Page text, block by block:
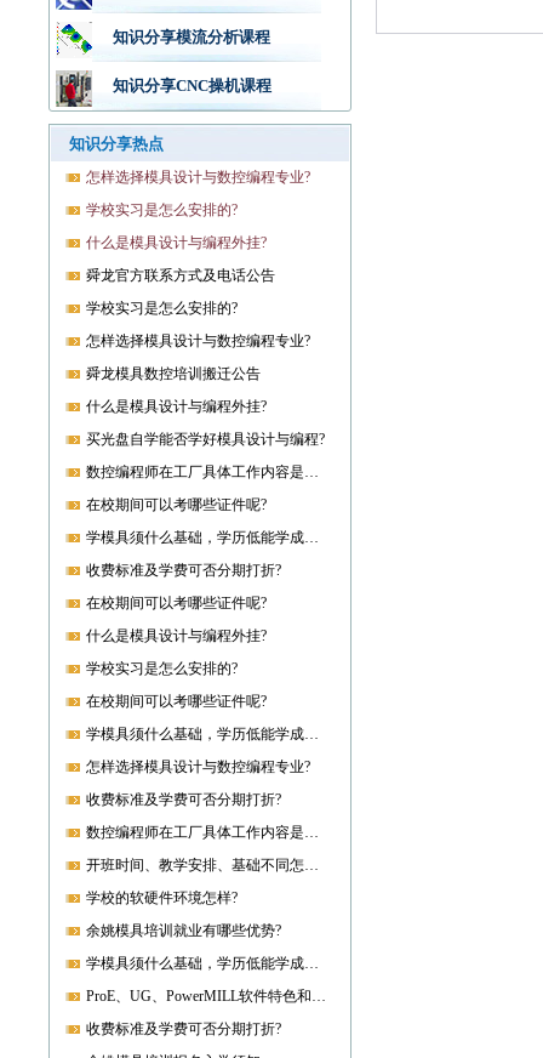
知识分享模流分析课程
知识分享CNC操机课程
知识分享热点
怎样选择模具设计与数控编程专业?
学校实习是怎么安排的?
什么是模具设计与编程外挂?
舜龙官方联系方式及电话公告
学校实习是怎么安排的?
怎样选择模具设计与数控编程专业?
舜龙模具数控培训搬迁公告
什么是模具设计与编程外挂?
买光盘自学能否学好模具设计与编程?
数控编程师在工厂具体工作内容是什么?
在校期间可以考哪些证件呢?
学模具须什么基础，学历低能学成就业吗?
收费标准及学费可否分期打折?
在校期间可以考哪些证件呢?
什么是模具设计与编程外挂?
学校实习是怎么安排的?
在校期间可以考哪些证件呢?
学模具须什么基础，学历低能学成就业吗?
怎样选择模具设计与数控编程专业?
收费标准及学费可否分期打折?
数控编程师在工厂具体工作内容是什么?
开班时间、教学安排、基础不同怎样开课?
学校的软硬件环境怎样?
余姚模具培训就业有哪些优势?
学模具须什么基础，学历低能学成就业吗?
ProE、UG、PowerMILL软件特色和优势?
收费标准及学费可否分期打折?